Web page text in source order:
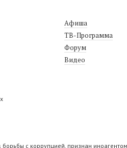
Афиша
ТВ-Программа
Форум
Видео
с коррупцией, признан